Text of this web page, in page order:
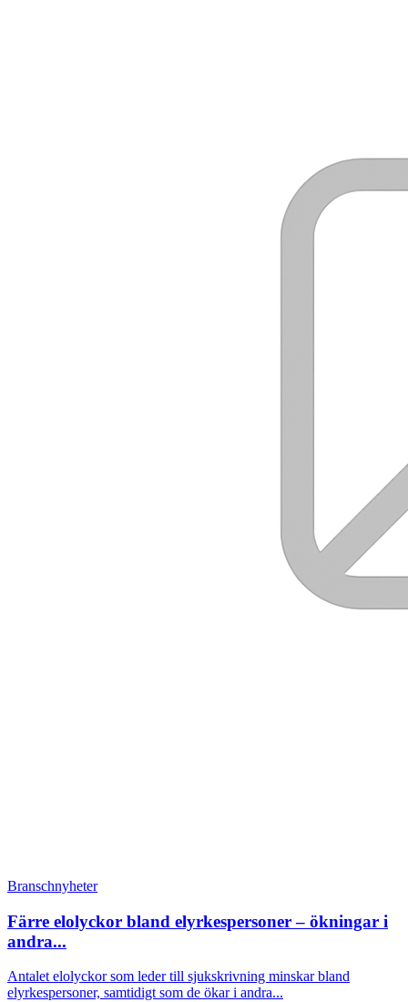
Branschnyheter
Färre elolyckor bland elyrkespersoner – ökningar i
andra...
Antalet elolyckor som leder till sjukskrivning minskar bland
elyrkespersoner, samtidigt som de ökar i andra...